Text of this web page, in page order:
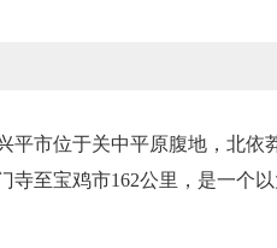
市位于关中平原腹地，北依
寺至宝鸡市162公里，是一个